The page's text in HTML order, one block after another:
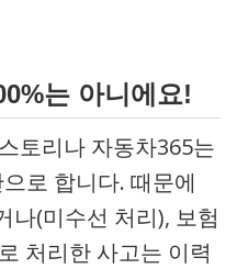
는 아니에요!
토리나 자동차365는
으로 합니다. 때문에
나(미수선 처리), 보험
처리한 사고는 이력